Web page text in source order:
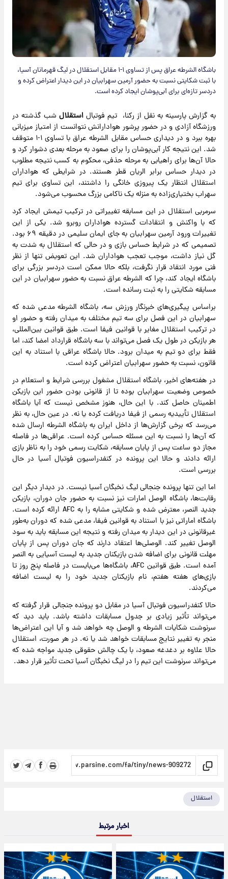
باشگاه الشرطه عراق پس از تساوی ۱-۱ مقابل استقلال در لیگ قهرمانان آسیا،
با ثبت شکایتی نسبت به حضور آرمین سهرابیان در این دیدار اعتراض کرده و
دردسر تازه‌ای برای آبی‌پوشان ایجاد کرده است.
به گزارش پارسینه به نقل از رکنا، تیم فوتبال استقلال شب گذشته در
ورزشگاه آزادی و در حضور پرشور هوادارانش نتوانست از امتیاز میزبانی
بهره ببرد و در دیداری حساس مقابل الشرطه عراق با تساوی ۱-۱ متوقف
شد. این نتیجه کار آبی‌پوشان را برای صعود به مرحله بعدی دشوار کرد و
حالا آن‌ها برای راهیابی به مرحله حذفی، محکوم به کسب نتیجه مطلوب
در دیدار حساس برابر الریان قطر هستند. در شرایطی که هواداران
استقلال انتظار یک پیروزی خانگی را داشتند، این تساوی برای تیم
سهراب بختیاری‌زاده به منزله یک ناکامی بزرگ محسوب می‌شود.
سرمربی استقلال در این مسابقه تغییراتی در ترکیب تیمش ایجاد کرد
که با واکنش و انتقادات گسترده هواداران روبرو شد. یکی از این
تغییرات ورود آرمین سهرابیان به جای ایمان سلیمی در دقیقه ۶۹ بود.
تصمیمی که در شرایط حساس بازی و در حالی که استقلال به شدت به
گل نیاز داشت، موجب تعجب هواداران شد. این تعویض تنها از نظر
فنی مورد انتقاد قرار نگرفت، بلکه حالا ممکن است دردسر بزرگی برای
باشگاه ایجاد کند، چرا که الشرطه عراق نسبت به حضور سهرابیان در این
مسابقه شکایتی را به ثبت رسانده است.
براساس پیگیری‌های خبرنگار ورزش سه، باشگاه الشرطه مدعی شده که
سهرابیان در این فصل برای سه تیم مختلف به میدان رفته و حضور او
در ترکیب استقلال مغایر با قوانین فیفا است. طبق قوانین بین‌المللی،
هر بازیکن در طول یک فصل می‌تواند با سه باشگاه قرارداد امضا کند، اما
فقط برای دو تیم به میدان برود. حالا باشگاه عراقی با استناد به این
قانون، نسبت به حضور سهرابیان اعتراض کرده است.
در هفته‌های اخیر، باشگاه استقلال مشغول بررسی شرایط و استعلام در
خصوص وضعیت سهرابیان بوده تا از قانونی بودن حضور این بازیکن
اطمینان حاصل کند. با این حال، هنوز مشخص نیست که آیا باشگاه
استقلال تأییدیه رسمی از فیفا دریافت کرده یا نه. در عین حال، به نظر
می‌رسد که برخی گزارش‌ها از داخل ایران به باشگاه الشرطه ارسال شده
که آن‌ها را نسبت به این مسئله حساس کرده است. عراقی‌ها در فاصله
مجاز دو ساعت پس از پایان مسابقه، شکایت رسمی خود را به ناظر بازی
ارائه دادند و حالا این پرونده در کنفدراسیون فوتبال آسیا در حال
بررسی است.
اما این تنها پرونده جنجالی لیگ نخبگان آسیا نیست. در دیدار دیگر این
رقابت‌ها، باشگاه الوصل امارات نیز نسبت به حضور جان دوران، بازیکن
جدید النصر، معترض شده و شکایتی مشابه را به AFC ارائه کرده است.
باشگاه اماراتی نیز با استناد به قوانین فیفا، مدعی شده که دوران به‌طور
غیرقانونی در این دیدار به میدان رفته و نتیجه این مسابقه باید به سود
الوصل تغییر کند. الوصلی‌ها اعتقاد دارند که جان دوران پس از پایان
مهلت قانونی برای اضافه شدن بازیکنان جدید به لیست آسیایی به النصر
آمده است. طبق قوانین AFC، باشگاه‌ها می‌بایست در فاصله پنج روز تا
بازی‌های هفته هفتم، نام بازیکنان جدید خود را به لیست اضافه
می‌کردند.
حالا کنفدراسیون فوتبال آسیا در مقابل دو پرونده جنجالی قرار گرفته که
می‌تواند تأثیر زیادی بر جدول مسابقات داشته باشد. باید دید که
سرنوشت شکایات الشرطه و الوصل چه خواهد شد و آیا این اعتراض‌ها
منجر به تغییر نتایج مسابقات خواهد شد یا نه. در هر صورت، استقلال
حالا علاوه بر دغدغه صعود، با یک چالش حقوقی جدید مواجه شده که
می‌تواند سرنوشت این تیم را در لیگ نخبگان آسیا تحت تأثیر قرار دهد.
استقلال
اخبار مرتبط